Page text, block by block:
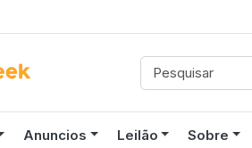
Anuncios Leilão Sobre